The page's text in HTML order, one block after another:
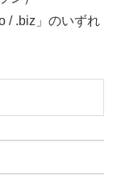
/ .biz」のいずれ